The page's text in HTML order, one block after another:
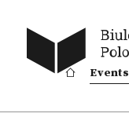
Events